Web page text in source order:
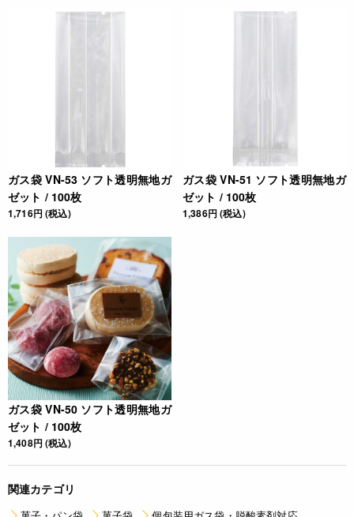
ガス袋 VN-53 ソフト透明無地ガ
ゼット / 100枚
1,716円 (税込)
ガス袋 VN-51 ソフト透明無地ガ
ゼット / 100枚
1,386円 (税込)
ガス袋 VN-50 ソフト透明無地ガ
ゼット / 100枚
1,408円 (税込)
関連カテゴリ